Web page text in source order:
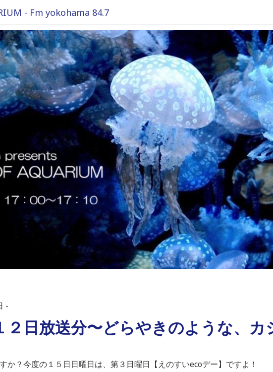
- Fm yokohama 84.7
２日放送分〜どらやきのような、
か？今度の１５日日曜日は、第３日曜日【えのすいecoデー】ですよ！